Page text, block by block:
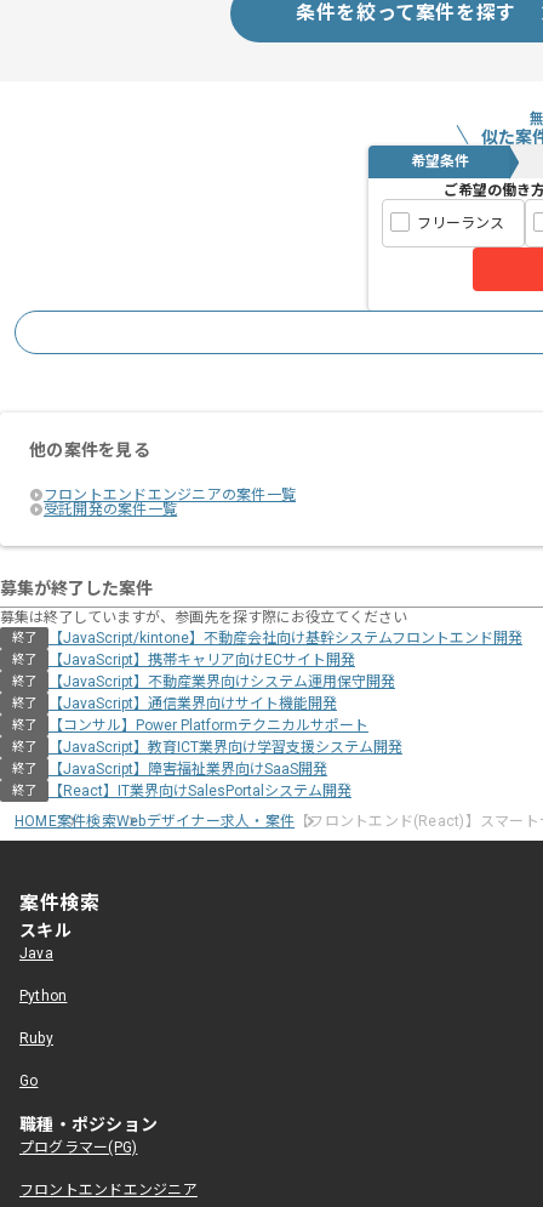
条件を絞って案件を探す
似た案
希望条件
ご希望の働き
フリーランス
他の案件を見る
フロントエンドエンジニアの案件一覧
受託開発の案件一覧
募集が終了した案件
募集は終了していますが、参画先を探す際にお役立てください
終了 【JavaScript/kintone】不動産会社向け基幹システムフロントエンド開発
終了 【JavaScript】携帯キャリア向けECサイト開発
終了 【JavaScript】不動産業界向けシステム運用保守開発
終了 【JavaScript】通信業界向けサイト機能開発
終了 【コンサル】Power Platformテクニカルサポート
終了 【JavaScript】教育ICT業界向け学習支援システム開発
終了 【JavaScript】障害福祉業界向けSaaS開発
終了
【React】IT業界向けSalesPortalシステム開発
HOME案件検索Webデザイナー求人・案件 【フロントエンド(React)】スマー
案件検索
スキル
Java
Python
Ruby
Go
職種・ポジション
プログラマー(PG)
フロントエンドエンジニア